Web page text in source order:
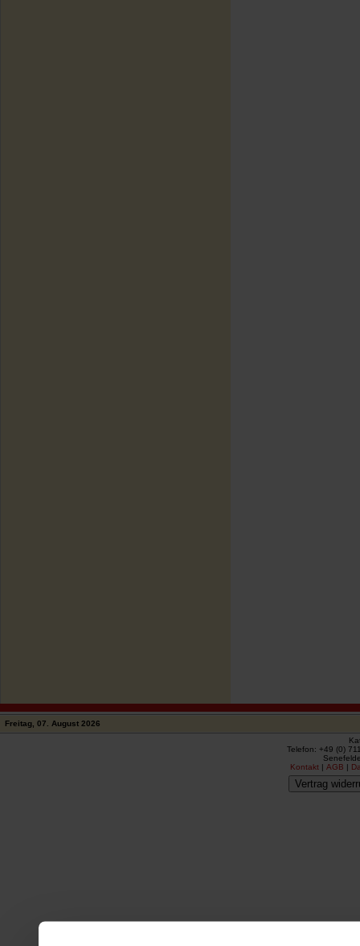
Freitag, 07. August 2026
Telefon: +49 (0)
Kontakt |AGB |
Vertrag